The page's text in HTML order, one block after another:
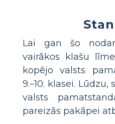
Lai gan šo
vairākos klašu
kopējo valsts
9.–10. klasei.
valsts
pareizās pakāpei